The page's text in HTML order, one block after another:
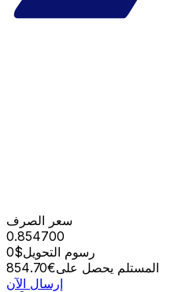
سعر الصرف
0.854700
رسوم التحويل$0
المستلم يحصل على€854.70
إرسال الآن